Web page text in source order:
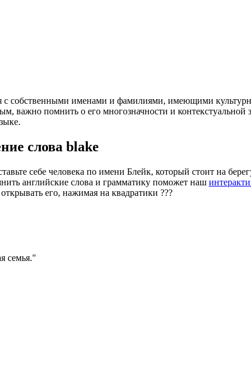
собственными именами и фамилиями, имеющими
важно помнить о его многозначности и
слова blake
себе человека по имени Блейк, который стоит на
английские слова и грамматику поможет наш
его, нажимая на квадратики ???
семья."